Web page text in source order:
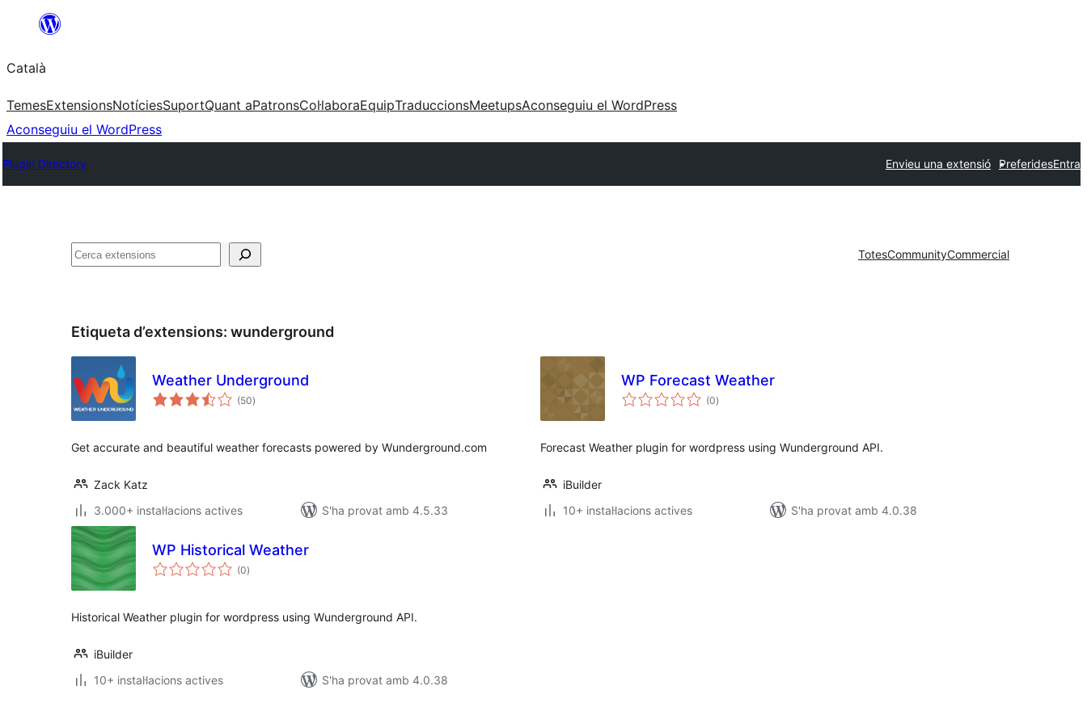
contingut
Català
TemesExtensionsNotíciesSuportQuant aPatronsCol·laboraEquipTraduccionsMeetupsAconseguiu el WordPress
Aconseguiu el WordPress
Plugin Directory Envieu una extensió PreferidesEntra
Cerca TotesCommunityCommercial
Etiqueta d’extensions: wunderground
Weather Underground
(50puntuacions
totals
)
Get accurate and beautiful weather forecasts powered by Wunderground.com
Zack Katz
3.000+ instal·lacions actives
S'ha provat amb 4.5.33
WP Forecast Weather
(0puntuacions
totals
)
Forecast Weather plugin for wordpress using Wunderground API.
iBuilder
10+ instal·lacions actives
S'ha provat amb 4.0.38
WP Historical Weather
(0puntuacions
totals
)
Historical Weather plugin for wordpress using Wunderground API.
iBuilder
10+ instal·lacions actives
S'ha provat amb 4.0.38